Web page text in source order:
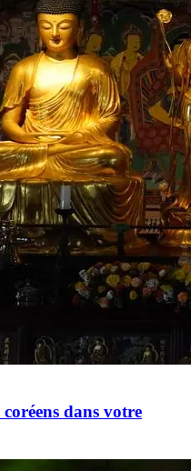
dans votre